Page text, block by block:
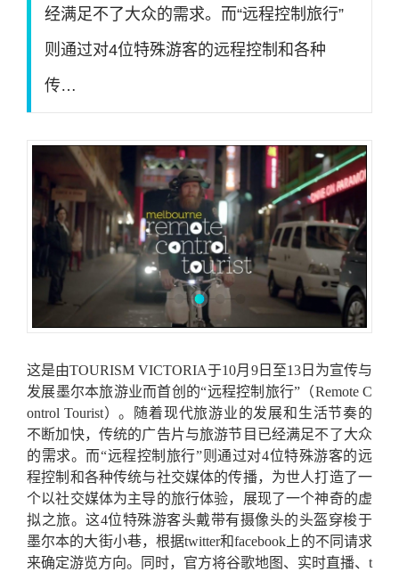
经满足不了大众的需求。而“远程控制旅行”
则通过对4位特殊游客的远程控制和各种
传…
这是由TOURISM VICTORIA于10月9日至13日为宣传与
发展墨尔本旅游业而首创的“远程控制旅行”（Remote C
ontrol Tourist）。随着现代旅游业的发展和生活节奏的
不断加快，传统的广告片与旅游节目已经满足不了大众
的需求。而“远程控制旅行”则通过对4位特殊游客的远
程控制和各种传统与社交媒体的传播，为世人打造了一
个以社交媒体为主导的旅行体验，展现了一个神奇的虚
拟之旅。这4位特殊游客头戴带有摄像头的头盔穿梭于
墨尔本的大街小巷，根据twitter和facebook上的不同请求
来确定游览方向。同时，官方将谷歌地图、实时直播、t